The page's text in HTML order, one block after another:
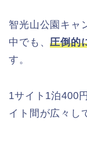
智光山公園キャ
中でも、圧倒的
す。
1サイト1泊400
イト間が広々し